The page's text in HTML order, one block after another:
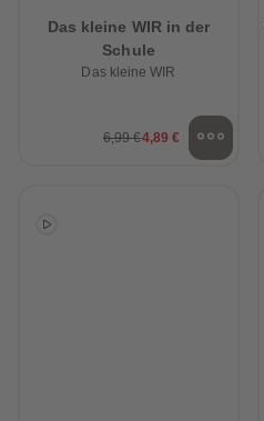
Das kleine WIR in der
Schule
Das kleine WIR
6,99 €4,89 €